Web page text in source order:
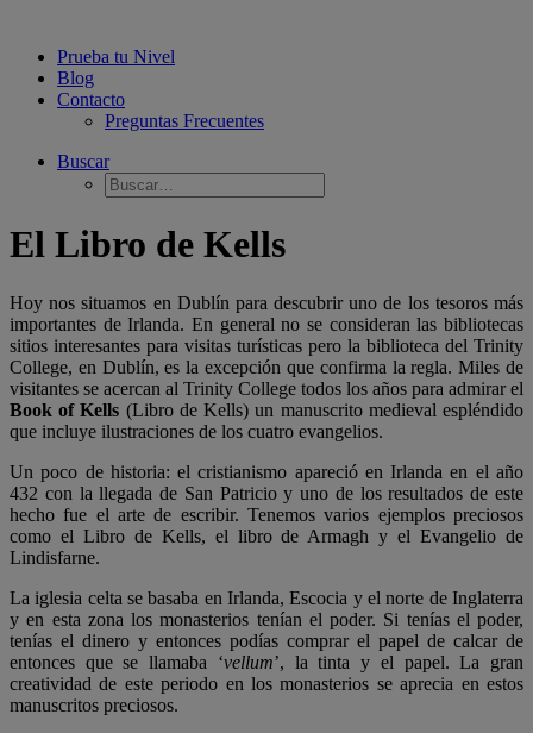
Prueba tu Nivel
Blog
Contacto
Preguntas Frecuentes
Buscar
El Libro de Kells
Hoy nos situamos en Dublín para descubrir uno de los tesoros más
importantes de Irlanda. En general no se consideran las bibliotecas
sitios interesantes para visitas turísticas pero la biblioteca del Trinity
College, en Dublín, es la excepción que confirma la regla. Miles de
visitantes se acercan al Trinity College todos los años para admirar el
Book of Kells (Libro de Kells) un manuscrito medieval espléndido
que incluye ilustraciones de los cuatro evangelios.
Un poco de historia: el cristianismo apareció en Irlanda en el año
432 con la llegada de San Patricio y uno de los resultados de este
hecho fue el arte de escribir. Tenemos varios ejemplos preciosos
como el Libro de Kells, el libro de Armagh y el Evangelio de
Lindisfarne.
La iglesia celta se basaba en Irlanda, Escocia y el norte de Inglaterra
y en esta zona los monasterios tenían el poder. Si tenías el poder,
tenías el dinero y entonces podías comprar el papel de calcar de
entonces que se llamaba ‘vellum’, la tinta y el papel. La gran
creatividad de este periodo en los monasterios se aprecia en estos
manuscritos preciosos.